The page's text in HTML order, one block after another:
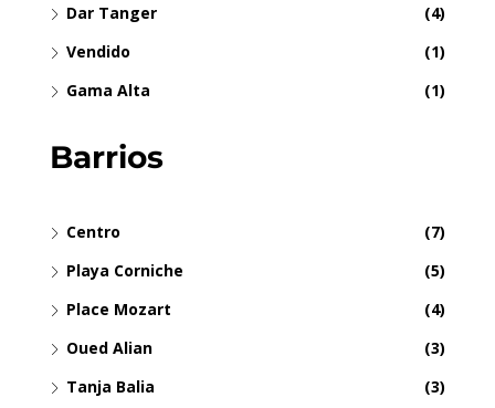
Dar Tanger
(4)
Vendido
(1)
Gama Alta
(1)
Barrios
Centro
(7)
Playa Corniche
(5)
Place Mozart
(4)
Oued Alian
(3)
Tanja Balia
(3)